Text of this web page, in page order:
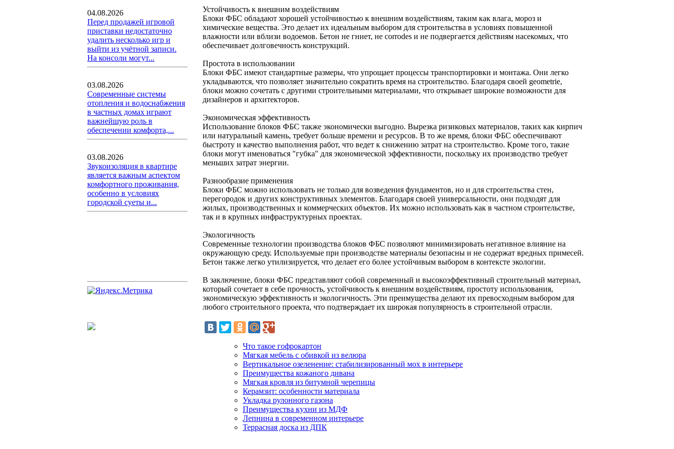
04.08.2026
Перед продажей игровой
приставки недостаточно
удалить несколько игр и
выйти из учётной записи.
На консоли могут...
03.08.2026
Современные системы
отопления и водоснабжения
в частных домах играют
важнейшую роль в
обеспечении комфорта,...
03.08.2026
Звукоизоляция в квартире
является важным аспектом
комфортного проживания,
особенно в условиях
городской суеты и...
Устойчивость к внешним воздействиям
Блоки ФБС обладают хорошей устойчивостью к внешним воздействиям, таким как влага, мороз и
химические вещества. Это делает их идеальным выбором для строительства в условиях повышенной
влажности или вблизи водоемов. Бетон не гниет, не corrodes и не подвергается действиям насекомых, что
обеспечивает долговечность конструкций.
Простота в использовании
Блоки ФБС имеют стандартные размеры, что упрощает процессы транспортировки и монтажа. Они легко
укладываются, что позволяет значительно сократить время на строительство. Благодаря своей geometrie,
блоки можно сочетать с другими строительными материалами, что открывает широкие возможности для
дизайнеров и архитекторов.
Экономическая эффективность
Использование блоков ФБС также экономически выгодно. Вырезка ризиковых материалов, таких как кирпич
или натуральный камень, требует больше времени и ресурсов. В то же время, блоки ФБС обеспечивают
быстроту и качество выполнения работ, что ведет к снижению затрат на строительство. Кроме того, такие
блоки могут именоваться "губка" для экономической эффективности, поскольку их производство требует
меньших затрат энергии.
Разнообразие применения
Блоки ФБС можно использовать не только для возведения фундаментов, но и для строительства стен,
перегородок и других конструктивных элементов. Благодаря своей универсальности, они подходят для
жилых, производственных и коммерческих объектов. Их можно использовать как в частном строительстве,
так и в крупных инфраструктурных проектах.
Экологичность
Современные технологии производства блоков ФБС позволяют минимизировать негативное влияние на
окружающую среду. Используемые при производстве материалы безопасны и не содержат вредных примесей.
Бетон также легко утилизируется, что делает его более устойчивым выбором в контексте экологии.
В заключение, блоки ФБС представляют собой современный и высокоэффективный строительный материал,
который сочетает в себе прочность, устойчивость к внешним воздействиям, простоту использования,
экономическую эффективность и экологичность. Эти преимущества делают их превосходным выбором для
любого строительного проекта, что подтверждает их широкая популярность в строительной отрасли.
Что такое гофрокартон
Мягкая мебель с обивкой из велюра
Вертикальное озеленение: стабилизированный мох в интерьере
Преимущества кожаного дивана
Мягкая кровля из битумной черепицы
Керамзит: особенности материала
Укладка рулонного газона
Преимущества кухни из МДФ
Лепнина в современном интерьере
Террасная доска из ДПК